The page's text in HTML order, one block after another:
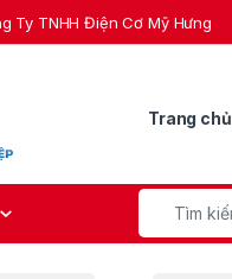
Ty TNHH Điện Cơ Mỹ Hưng
Trang chủ
Search for: